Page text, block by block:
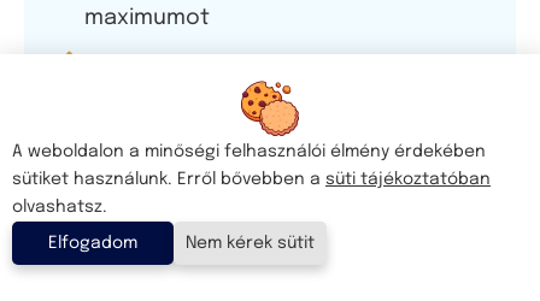
maximumot
leszel minőségi videót készíteni
a saját eszközeiddel vagy
minimális beruházással stúdióminőség
Ha idegenkedsz a vágástól…
képernyőfelvételeken tudod utánunk
A weboldalon a minőségi felhasználói élmény érdekében
sütiket használunk. Erről bővebben a süti tájékoztatóban
olvashatsz.
Elfogadom Nem kérek sütit